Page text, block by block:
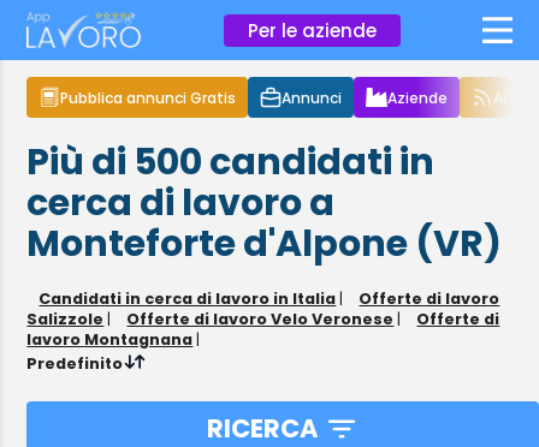
Per le aziende ×
Pubblica annunci Gratis Annunci Aziende
Più di 500candidati in
cerca di lavoroa
Monteforte d'Alpone (VR)
Candidati in cerca di lavoro in Italia |
Offerte di lavoro
Salizzole | Offerte di lavoro Velo Veronese |
Offerte di
lavoro Montagnana |
Predefinito
RICERCA